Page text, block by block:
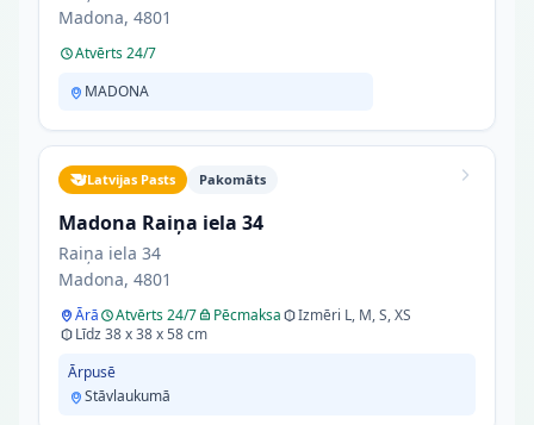
Madona, 4801
Atvērts 24/7
MADONA
Latvijas Pasts Pakomāts
Madona Raiņa iela 34
Raiņa iela 34
Madona, 4801
Ārā Atvērts 24/7 Pēcmaksa
Izmēri L, M, S, XS
Līdz 38 x 38 x 58 cm
Ārpusē
Stāvlaukumā